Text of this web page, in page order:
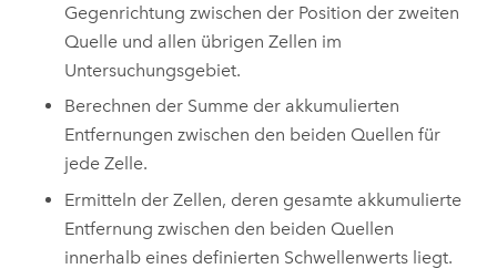
Gegenrichtung zwischen der Position der zweiten
Quelle und allen übrigen Zellen im
Untersuchungsgebiet.
Berechnen der Summe der akkumulierten
Entfernungen zwischen den beiden Quellen für
jede Zelle.
Ermitteln der Zellen, deren gesamte akkumulierte
Entfernung zwischen den beiden Quellen
innerhalb eines definierten Schwellenwerts liegt.